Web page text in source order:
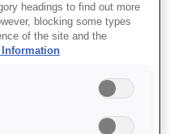
headings to find out more
blocking some types
of the site and the
Information